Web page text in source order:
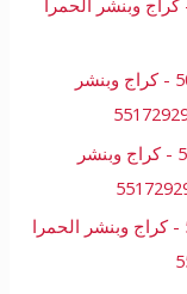
بنشر تبديل بطارية الفروانية 50907340 - كراج وبنشر
بنشر تبديل بطارية الأحمدي 50907340 - كراج وبنشر